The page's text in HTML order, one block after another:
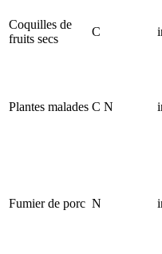
Coquilles de
fruits secs
C
Plantes malades C N
Fumier de porc N